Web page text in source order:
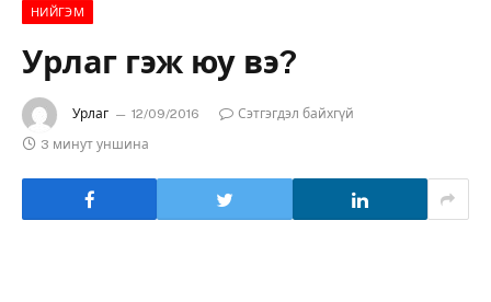
НИЙГЭМ
Урлаг гэж юу вэ?
Урлаг 12/09/2016
Сэтгэгдэл байхгүй
3 минут уншина